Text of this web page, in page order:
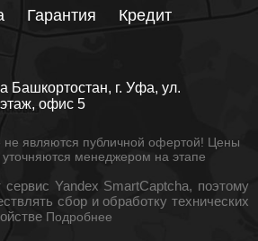
Гарантия
Кредит
Башкортостан, г. Уфа, ул.
офис 5
являются публичной офертой! Цены
менеджером на этапе
Yandex SmartCaptcha, поэтому
сбор и обработку технических
Подробнее